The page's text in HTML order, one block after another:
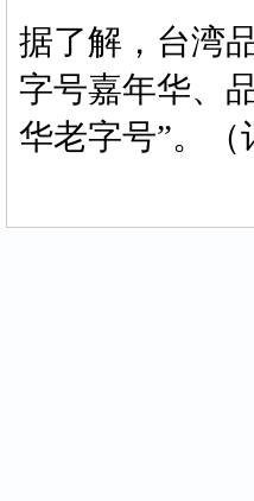
据了解，台湾
字号嘉年华、
华老字号”。（